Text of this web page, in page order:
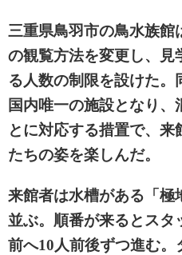
三重県鳥羽市の鳥水族館
の観覧方法を変更し、見
る人数の制限を設けた。
国内唯一の施設となり、
とに対応する措置で、
たちの姿を楽しんだ。
来館者は水槽がある「極
並ぶ。順番が来るとスタ
前へ10人前後ずつ進む